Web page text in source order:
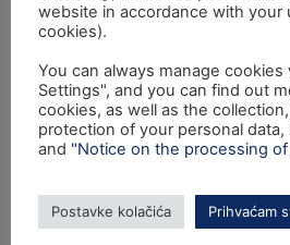
Ulica grada Vukovara 284
TEL: +385 1
FAX: +385 1
Revizija
website in accordance with your
cookies).
You can always manage cookies
Settings", and you can find out
cookies, as well as the
protection of your personal data,
and "Notice on the processing of
Postavke kolačića Prihvaćam